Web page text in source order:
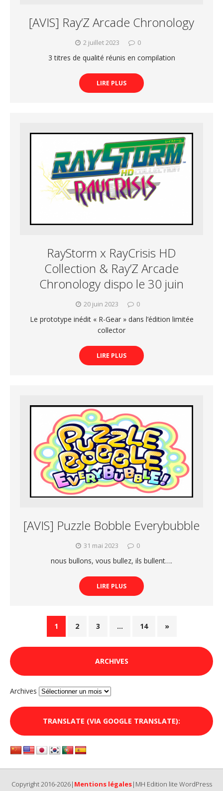
[AVIS] Ray’Z Arcade Chronology
2 juillet 2023 0
3 titres de qualité réunis en compilation
LIRE PLUS
RayStorm x RayCrisis HD
Collection & Ray’Z Arcade
Chronology dispo le 30 juin
20 juin 2023 0
Le prototype inédit « R-Gear » dans l’édition limitée
collector
LIRE PLUS
[AVIS] Puzzle Bobble Everybubble
31 mai 2023 0
nous bullons, vous bullez, ils bullent….
LIRE PLUS
1 2 3 … 14 »
ARCHIVES
Archives
TRANSLATE (VIA GOOGLE TRANSLATE):
Copyright 2016-2026| Mentions légales|MH Edition lite WordPress